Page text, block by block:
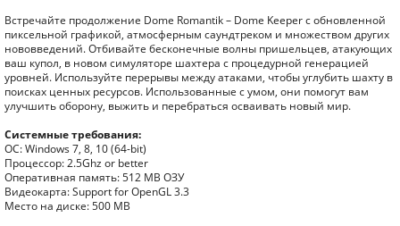
Встречайте продолжение Dome Romantik – Dome Keeper с обновленной
пиксельной графикой, атмосферным саундтреком и множеством других
нововведений. Отбивайте бесконечные волны пришельцев, атакующих
ваш купол, в новом симуляторе шахтера с процедурной генерацией
уровней. Используйте перерывы между атаками, чтобы углубить шахту в
поисках ценных ресурсов. Использованные с умом, они помогут вам
улучшить оборону, выжить и перебраться осваивать новый мир.
Системные требования:
ОС: Windows 7, 8, 10 (64-bit)
Процессор: 2.5Ghz or better
Оперативная память: 512 MB ОЗУ
Видеокарта: Support for OpenGL 3.3
Место на диске: 500 MB